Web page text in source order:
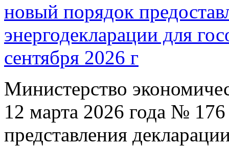
новый порядок
энергодекларации для
сентября 2026 г
Министерство
12 марта 2026 года №
представления